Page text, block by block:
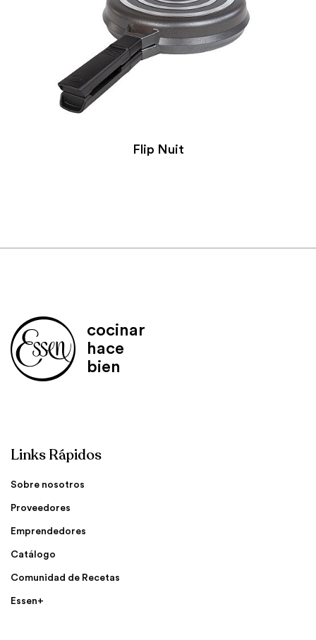
Flip Nuit
cocinar
hace
bien
Links Rápidos
Sobre nosotros
Proveedores
Emprendedores
Catálogo
Comunidad de Recetas
Essen+